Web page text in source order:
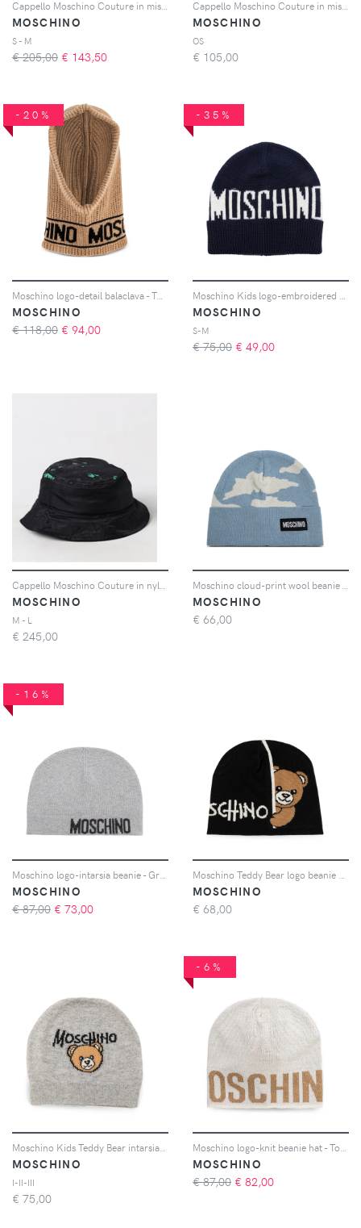
MOSCHINO
S - M
€ 205,00 € 143,50
MOSCHINO
OS
€ 105,00
-20%
Moschino logo-detail balaclava - Toni neutri
MOSCHINO
€ 118,00 € 94,00
-35%
MOSCHINO
S-M
€ 75,00 € 49,00
MOSCHINO
M - L
€ 245,00
MOSCHINO
€ 66,00
-16%
MOSCHINO
€ 87,00 € 73,00
MOSCHINO
€ 68,00
MOSCHINO
I-II-III
€ 75,00
-6%
MOSCHINO
€ 87,00 € 82,00